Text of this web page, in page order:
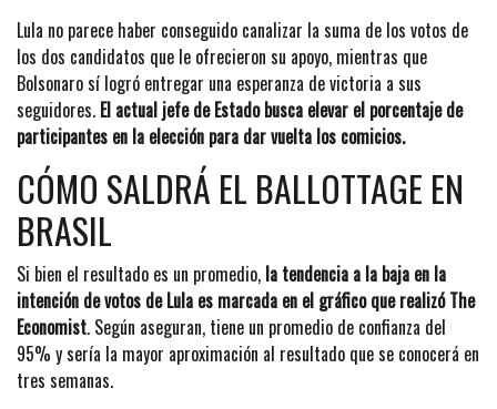
Lula no parece haber conseguido canalizar la suma de los votos de
los dos candidatos que le ofrecieron su apoyo, mientras que
Bolsonaro sí logró entregar una esperanza de victoria a sus
seguidores. El actual jefe de Estado busca elevar el porcentaje de
participantes en la elección para dar vuelta los comicios.
CÓMO SALDRÁ EL BALLOTTAGE EN
BRASIL
Si bien el resultado es un promedio, la tendencia a la baja en la
intención de votos de Lula es marcada en el gráfico que realizó The
Economist. Según aseguran, tiene un promedio de confianza del
95% y sería la mayor aproximación al resultado que se conocerá en
tres semanas.